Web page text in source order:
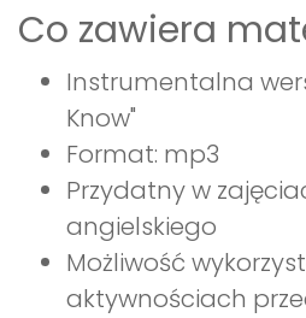
Co zawiera
Instrumentalna
Know"
Format: mp3
Przydatny w
angielskiego
Możliwość
aktywnościach